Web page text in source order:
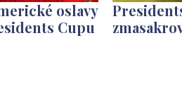
oslavy
Cupu